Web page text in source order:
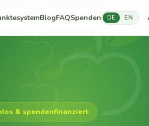
BlogFAQSpenden DE EN
& spendenfinanziert